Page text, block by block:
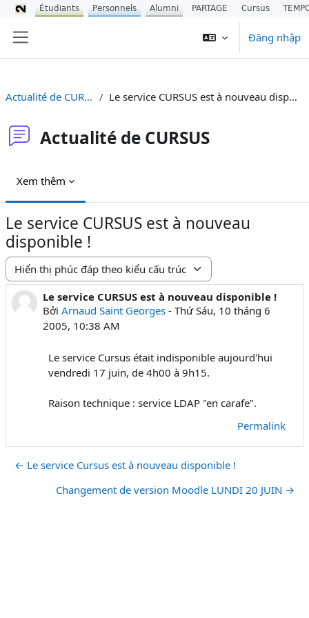
Đăng nhập
Actualité de CURSUS Le service CURSUS est à nouveau disponible !
Actualité de CURSUS
Xem thêm
Le service CURSUS est à nouveau
disponible !
Chế độ hiển thị
Le service CURSUS est à nouveau disponible !
BởiArnaud Saint Georges -Thứ Sáu, 10 tháng 6
2005, 10:38 AM
Số lượng các câu trả lời: 0
Le service Cursus était indisponible aujourd'hui
vendredi 17 juin, de 4h00 à 9h15.
Raison technique : service LDAP "en carafe".
Permalink
← Le service Cursus est à nouveau disponible !
Changement de version Moodle LUNDI 20 JUIN →
Étudiants Personnels Alumni PARTAGE Cursus